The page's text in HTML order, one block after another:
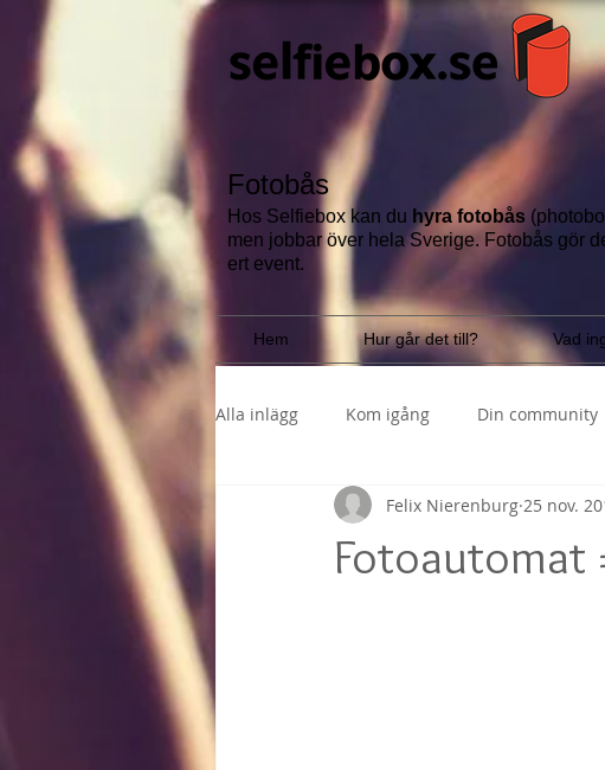
Fotobås
Hos Selfiebox kan du hyra fotobås
men jobbar över hela Sverige. Fotobås gör
ert event.
Hem Hur går det till? Vad
Alla inlägg Kom igång Din community
Fotoautomat
Felix Nierenburg 25 nov.